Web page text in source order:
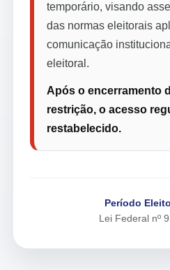
temporário, visando
das normas eleitorais
comunicação
eleitoral.
Após o encerramento
restrição, o acesso
restabelecido.
Período
Lei Federal nº